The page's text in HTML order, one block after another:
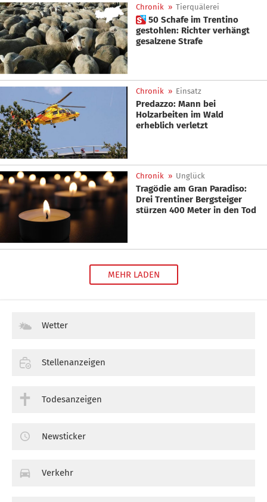
Chronik » Tierquälerei
 50 Schafe im Trentino
gestohlen: Richter verhängt
gesalzene Strafe
Chronik » Einsatz
Predazzo: Mann bei
Holzarbeiten im Wald
erheblich verletzt
Chronik » Unglück
Tragödie am Gran Paradiso:
Drei Trentiner Bergsteiger
stürzen 400 Meter in den Tod
MEHR LADEN
Wetter
Stellenanzeigen
Todesanzeigen
Newsticker
Verkehr